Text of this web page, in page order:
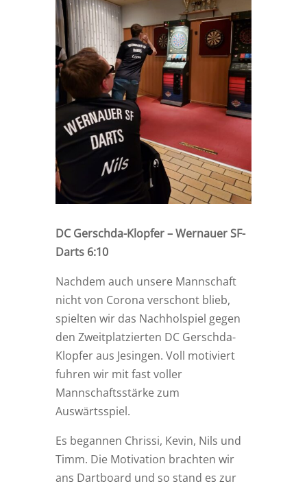
DC Gerschda-Klopfer – Wernauer SF-
Darts 6:10
Nachdem auch unsere Mannschaft
nicht von Corona verschont blieb,
spielten wir das Nachholspiel gegen
den Zweitplatzierten DC Gerschda-
Klopfer aus Jesingen. Voll motiviert
fuhren wir mit fast voller
Mannschaftsstärke zum
Auswärtsspiel.
Es begannen Chrissi, Kevin, Nils und
Timm. Die Motivation brachten wir
ans Dartboard und so stand es zur